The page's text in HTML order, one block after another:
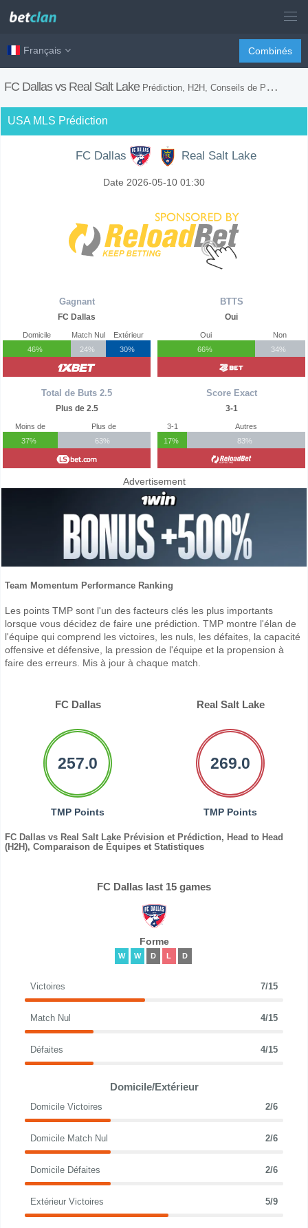
Français Combinés
FC Dallas vs Real Salt Lake Prédiction, H2H, Conseils de Paris et Prévision du Match
USA MLS Prédiction
FC Dallas Real Salt Lake
Date 2026-05-10 01:30
Gagnant
FC Dallas
Domicile
46%
Match Nul
24%
Extérieur
30%
Total de Buts 2.5
Plus de 2.5
Moins de
37%
Plus de
63%
BTTS
Oui
Oui
66%
Non
34%
Score Exact
3-1
3-1
17%
Autres
83%
Advertisement
Team Momentum Performance Ranking
Les points TMP sont l'un des facteurs clés les plus importants
lorsque vous décidez de faire une prédiction. TMP montre l'élan de
l'équipe qui comprend les victoires, les nuls, les défaites, la capacité
offensive et défensive, la pression de l'équipe et la propension à
faire des erreurs. Mis à jour à chaque match.
FC Dallas Real Salt Lake
257.0
TMP Points
269.0
TMP Points
FC Dallas vs Real Salt Lake Prévision et Prédiction, Head to Head
(H2H), Comparaison de Équipes et Statistiques
FC Dallas last 15 games
Forme
W W D L D
Victoires 7/15
Match Nul 4/15
Défaites 4/15
Domicile/Extérieur
Domicile Victoires 2/6
Domicile Match Nul 2/6
Domicile Défaites 2/6
Extérieur Victoires 5/9